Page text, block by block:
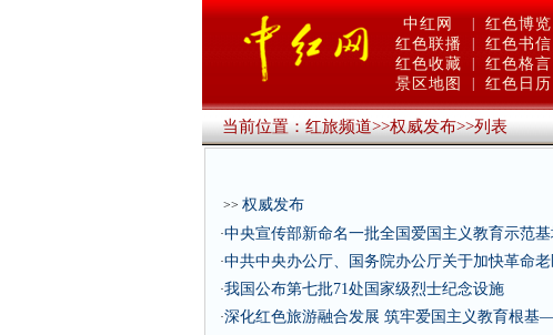
中红网 红色博览
红色联播
红色书信
红色收藏
红色格言
景区地图
红色日历
当前位置：红旅频道>>权威发布>>列表
>> 权威发布
·中央宣传部新命名一批全国爱国主义教育示范
·中共中央办公厅、国务院办公厅关于加快革命
·我国公布第七批71处国家级烈士纪念设施
·深化红色旅游融合发展 筑牢爱国主义教育根